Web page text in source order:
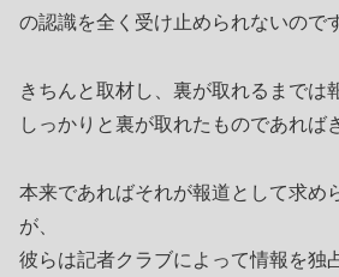
の認識を全く受け止められないので
きちんと取材し、裏が取れるまでは
しっかりと裏が取れたものであれば
本来であればそれが報道として求め
が、
彼らは記者クラブによって情報を独